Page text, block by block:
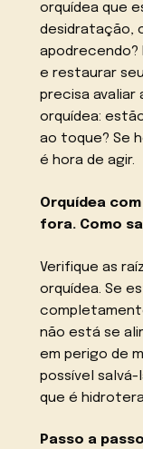
orquídea que
desidratação,
apodrecendo?
e restaurar
precisa avaliar
orquídea:
ao toque? Se
é hora de agir.
Orquídea
fora. Como
Verifique as
orquídea. Se
não está se
em perigo de
possível salvá-
que é
Passo a